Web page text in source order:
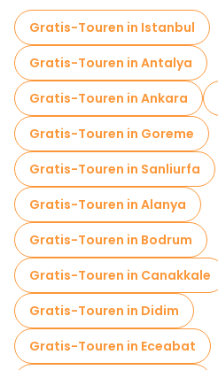
Gratis-Touren in Istanbul
Gratis-Touren in Antalya
Gratis-Touren in Ankara
Gratis-Touren in Goreme
Gratis-Touren in Sanliurfa
Gratis-Touren in Alanya
Gratis-Touren in Bodrum
Gratis-Touren in Canakkale
Gratis-Touren in Didim
Gratis-Touren in Eceabat